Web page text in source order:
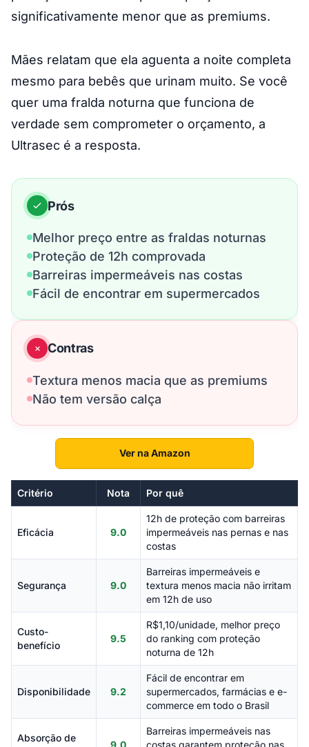
significativamente menor que as premiums.
Mães relatam que ela aguenta a noite completa
mesmo para bebês que urinam muito. Se você
quer uma fralda noturna que funciona de
verdade sem comprometer o orçamento, a
Ultrasec é a resposta.
Prós
Melhor preço entre as fraldas noturnas
Proteção de 12h comprovada
Barreiras impermeáveis nas costas
Fácil de encontrar em supermercados
Contras
Textura menos macia que as premiums
Não tem versão calça
Ver na Amazon
Critério Nota Por quê
Eficácia 9.0
12h de proteção com barreiras
impermeáveis nas pernas e nas
costas
Segurança 9.0
Barreiras impermeáveis e
textura menos macia não irritam
em 12h de uso
Custo-
benefício
9.5
R$1,10/unidade, melhor preço
do ranking com proteção
noturna de 12h
Disponibilidade 9.2
Fácil de encontrar em
supermercados, farmácias e e-
commerce em todo o Brasil
Absorção de
9.0
Barreiras impermeáveis nas
costas garantem proteção nas